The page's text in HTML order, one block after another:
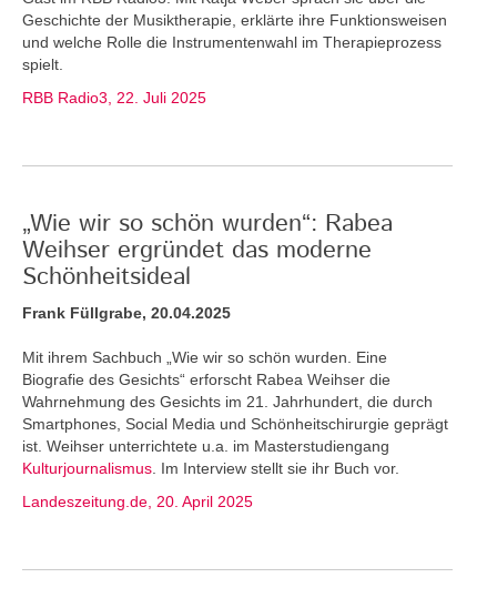
Geschichte der Musiktherapie, erklärte ihre Funktionsweisen
und welche Rolle die Instrumentenwahl im Therapieprozess
spielt.
RBB Radio3, 22. Juli 2025
„Wie wir so schön wurden“: Rabea
Weihser ergründet das moderne
Schönheitsideal
Frank Füllgrabe, 20.04.2025
Mit ihrem Sachbuch „Wie wir so schön wurden. Eine
Biografie des Gesichts“ erforscht Rabea Weihser die
Wahrnehmung des Gesichts im 21. Jahrhundert, die durch
Smartphones, Social Media und Schönheitschirurgie geprägt
ist. Weihser unterrichtete u.a. im Masterstudiengang
Kulturjournalismus . Im Interview stellt sie ihr Buch vor.
Landeszeitung.de, 20. April 2025